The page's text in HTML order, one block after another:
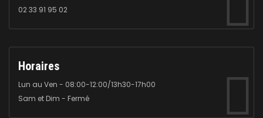
02 33 91 95 02
Horaires
Lun au Ven - 08:00-12:00/13h30-17h00
Sam et Dim - Fermé